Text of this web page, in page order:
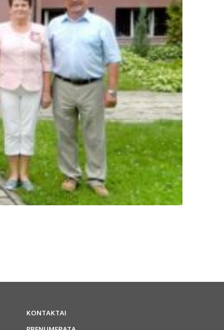
KONTAKTAI